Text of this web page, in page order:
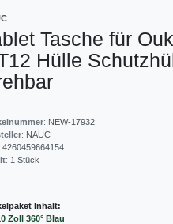
Tasche für
Hülle
: NEW-17932
: NAUC
:4260459664154
: 1 Stück
Inhalt:
Zoll 360° Blau